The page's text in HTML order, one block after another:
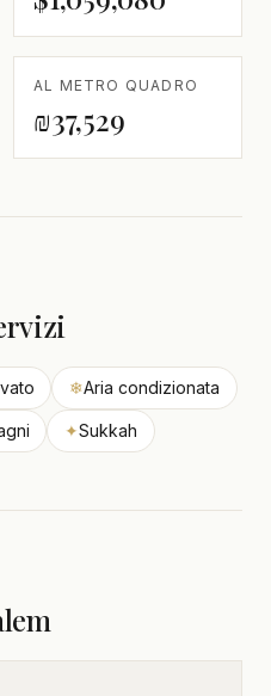
AL METRO QUADRO
₪37,529
❄Aria condizionata
✦Sukkah